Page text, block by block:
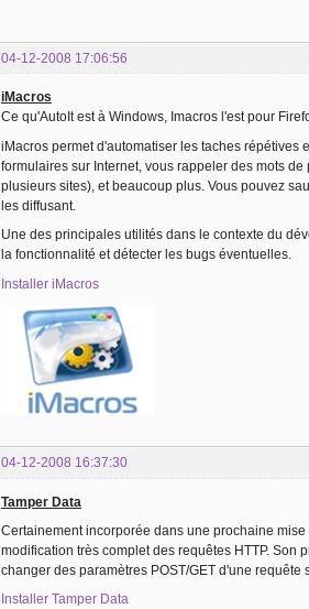
04-12-2008 17:06:56
iMacros
Ce qu'AutoIt est à Windows, Imacros l'est pour
iMacros permet d'automatiser les taches répétives
formulaires sur Internet, vous rappeler des mots
plusieurs sites), et beaucoup plus. Vous pouvez
les diffusant.
Une des principales utilités dans le contexte du
la fonctionnalité et détecter les bugs éventuelles.
Installer iMacros
04-12-2008 16:37:30
Tamper Data
Certainement incorporée dans une prochaine
modification très complet des requêtes HTTP.
changer des paramètres POST/GET d'une requête
Installer Tamper Data